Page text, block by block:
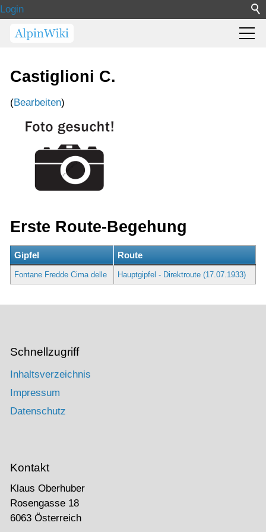
Login
Castiglioni C.
(Bearbeiten)
Erste Route-Begehung
Gipfel Route
Fontane Fredde Cima delle Hauptgipfel - Direktroute (17.07.1933)
Schnellzugriff
Inhaltsverzeichnis
Impressum
Datenschutz
Kontakt
Klaus Oberhuber
Rosengasse 18
6063 Österreich